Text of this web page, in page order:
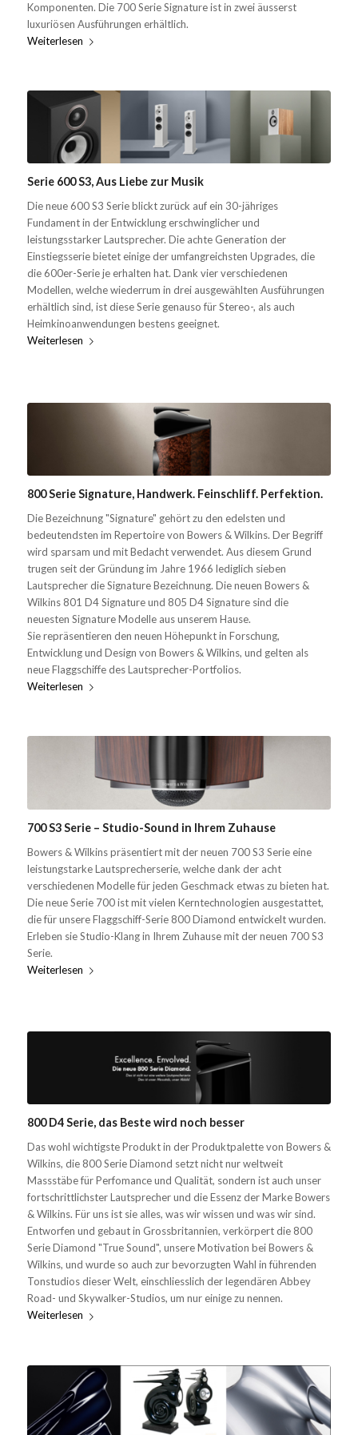
Komponenten. Die 700 Serie Signature ist in zwei äusserst
luxuriösen Ausführungen erhältlich.
Weiterlesen
Serie 600 S3, Aus Liebe zur Musik
Die neue 600 S3 Serie blickt zurück auf ein 30-jähriges
Fundament in der Entwicklung erschwinglicher und
leistungsstarker Lautsprecher. Die achte Generation der
Einstiegsserie bietet einige der umfangreichsten Upgrades, die
die 600er-Serie je erhalten hat. Dank vier verschiedenen
Modellen, welche wiederrum in drei ausgewählten Ausführungen
erhältlich sind, ist diese Serie genauso für Stereo-, als auch
Heimkinoanwendungen bestens geeignet.
Weiterlesen
800 Serie Signature, Handwerk. Feinschliff. Perfektion.
Die Bezeichnung "Signature" gehört zu den edelsten und
bedeutendsten im Repertoire von Bowers & Wilkins. Der Begriff
wird sparsam und mit Bedacht verwendet. Aus diesem Grund
trugen seit der Gründung im Jahre 1966 lediglich sieben
Lautsprecher die Signature Bezeichnung. Die neuen Bowers &
Wilkins 801 D4 Signature und 805 D4 Signature sind die
neuesten Signature Modelle aus unserem Hause.
Sie repräsentieren den neuen Höhepunkt in Forschung,
Entwicklung und Design von Bowers & Wilkins, und gelten als
neue Flaggschiffe des Lautsprecher-Portfolios.
Weiterlesen
700 S3 Serie – Studio-Sound in Ihrem Zuhause
Bowers & Wilkins präsentiert mit der neuen 700 S3 Serie eine
leistungstarke Lautsprecherserie, welche dank der acht
verschiedenen Modelle für jeden Geschmack etwas zu bieten hat.
Die neue Serie 700 ist mit vielen Kerntechnologien ausgestattet,
die für unsere Flaggschiff-Serie 800 Diamond entwickelt wurden.
Erleben sie Studio-Klang in Ihrem Zuhause mit der neuen 700 S3
Serie.
Weiterlesen
800 D4 Serie, das Beste wird noch besser
Das wohl wichtigste Produkt in der Produktpalette von Bowers &
Wilkins, die 800 Serie Diamond setzt nicht nur weltweit
Massstäbe für Perfomance und Qualität, sondern ist auch unser
fortschrittlichster Lautsprecher und die Essenz der Marke Bowers
& Wilkins. Für uns ist sie alles, was wir wissen und was wir sind.
Entworfen und gebaut in Grossbritannien, verkörpert die 800
Serie Diamond "True Sound", unsere Motivation bei Bowers &
Wilkins, und wurde so auch zur bevorzugten Wahl in führenden
Tonstudios dieser Welt, einschliesslich der legendären Abbey
Road- und Skywalker-Studios, um nur einige zu nennen.
Weiterlesen